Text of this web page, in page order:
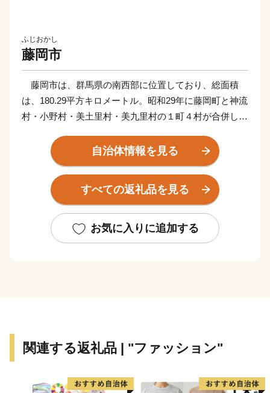
ふじおかし
藤岡市
藤岡市は、群馬県の南西部に位置しており、総面積
は、180.29平方キロメートル。昭和29年に藤岡町と神流
村・小野村・美土里村・美九里村の１町４村が合併して
成18年１月に鬼石町と合併し、現在の藤岡市となりまし
市内には、鮎川・鏑川・烏川・神流川という4本の川
が流れ、緑と清流に恵まれた山紫水明な地です。歴史は
室町時代には関東管領職にあった上杉憲実が平井城を築
きました。江戸時代以降は、絹の集散地として栄え、養
未来を創生する藤岡』をテーマに、市民と行政が協働し
市のまちづくりへの取組みを知っていただき、力強い応
自治体情報を見る
すべての返礼品を見る
お気に入りに追加する
関連する返礼品 | "ファッション"